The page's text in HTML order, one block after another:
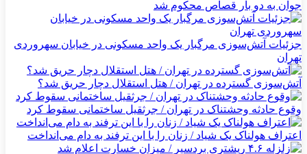
جوان به دو بار قصاص محکوم شد
جزئیات آتش‌سوزی مرگبار یک واحد مسکونی در خیابان سهروردی
تهران
آتش‌سوزی گسترده در تهران / هتل استقلال دچار حریق شد؟
وقوع حادثه وحشتناک در تهران / جرثقیل ساختمانی سقوط کرد
اعتراف هولناک یک شیاد / زنان را با این ترفند به دام می‌انداخت